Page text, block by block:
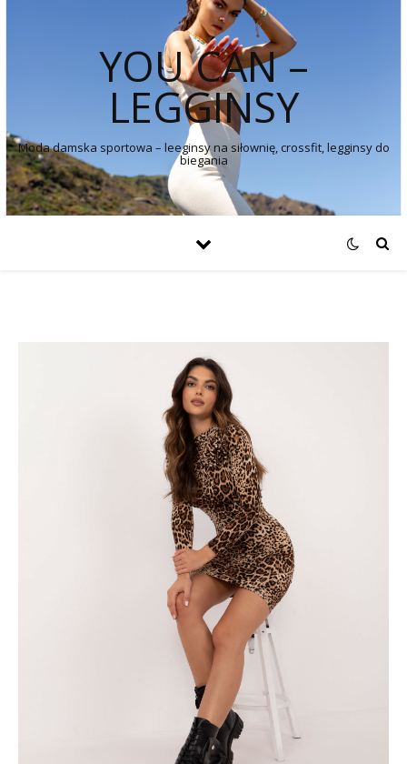
YOU CAN –
LEGGINSY
Moda damska sportowa – leeginsy na siłownię, crossfit, legginsy do
biegania